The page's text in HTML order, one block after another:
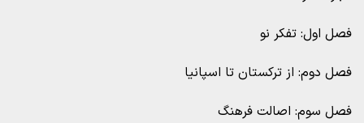
فصل اول: تفکر نو
فصل دوم: از ترکستان تا اسپانیا
فصل سوم: اصالت فرهنگ